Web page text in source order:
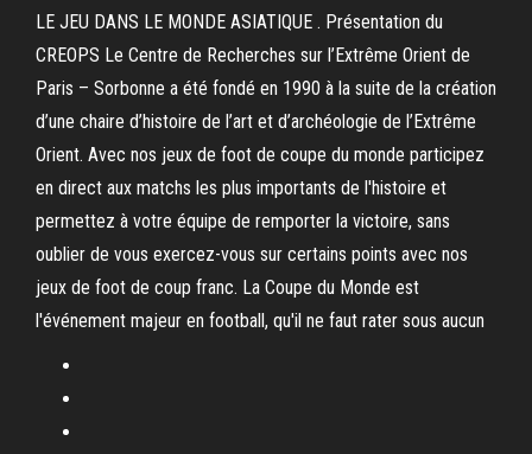
LE JEU DANS LE MONDE ASIATIQUE . Présentation du
CREOPS Le Centre de Recherches sur l’Extrême Orient de
Paris – Sorbonne a été fondé en 1990 à la suite de la création
d’une chaire d’histoire de l’art et d’archéologie de l’Extrême
Orient. Avec nos jeux de foot de coupe du monde participez
en direct aux matchs les plus importants de l'histoire et
permettez à votre équipe de remporter la victoire, sans
oublier de vous exercez-vous sur certains points avec nos
jeux de foot de coup franc. La Coupe du Monde est
l'événement majeur en football, qu'il ne faut rater sous aucun